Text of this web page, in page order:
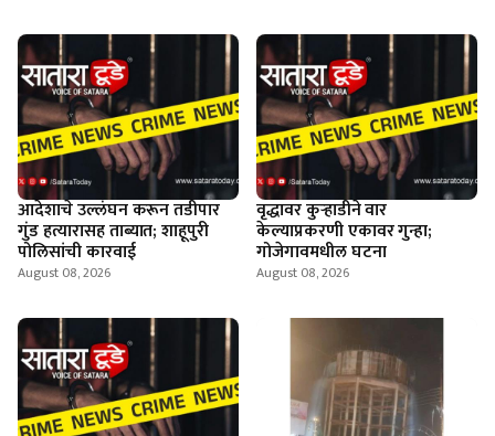
आदेशाचे उल्लंघन करून तडीपार
गुंड हत्यारासह ताब्यात; शाहूपुरी
पोलिसांची कारवाई
August 08, 2026
वृद्धावर कुऱ्हाडीने वार
केल्याप्रकरणी एकावर गुन्हा;
गोजेगावमधील घटना
August 08, 2026